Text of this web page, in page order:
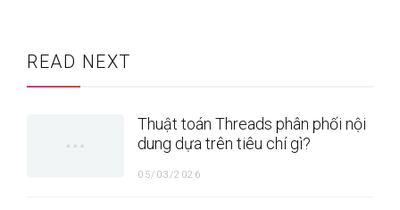
READ NEXT
Thuật toán Threads phân phối nội
dung dựa trên tiêu chí gì?
05/03/2026